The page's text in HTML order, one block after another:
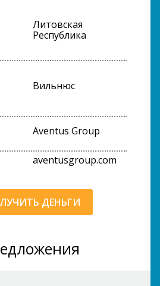
Литовская
Республика
Вильнюс
Aventus Group
aventusgroup.com
ДЕНЬГИ